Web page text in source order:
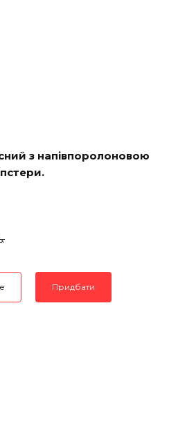
з напівпоролоновою
Придбати